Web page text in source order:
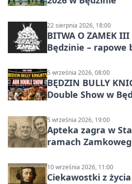
22 sierpnia 2026, 18:00
BITWA O ZAMEK III
Będzinie – rapowe
5 września 2026, 08:00
BĘDZIN BULLY
Double Show w
5 września 2026, 19:00
Apteka zagra w
ramach
10 września 2026, 11:00
Ciekawostki z